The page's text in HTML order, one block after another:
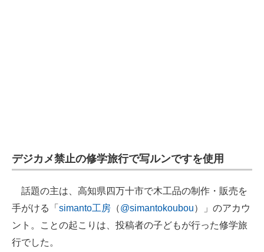
デジカメ禁止の修学旅行で写ルンですを使用
話題の主は、高知県四万十市で木工品の制作・販売を
手がける「 simanto工房 （@simantokoubou）」のアカウ
ント。ことの起こりは、投稿者の子どもが行った修学旅
行でした。